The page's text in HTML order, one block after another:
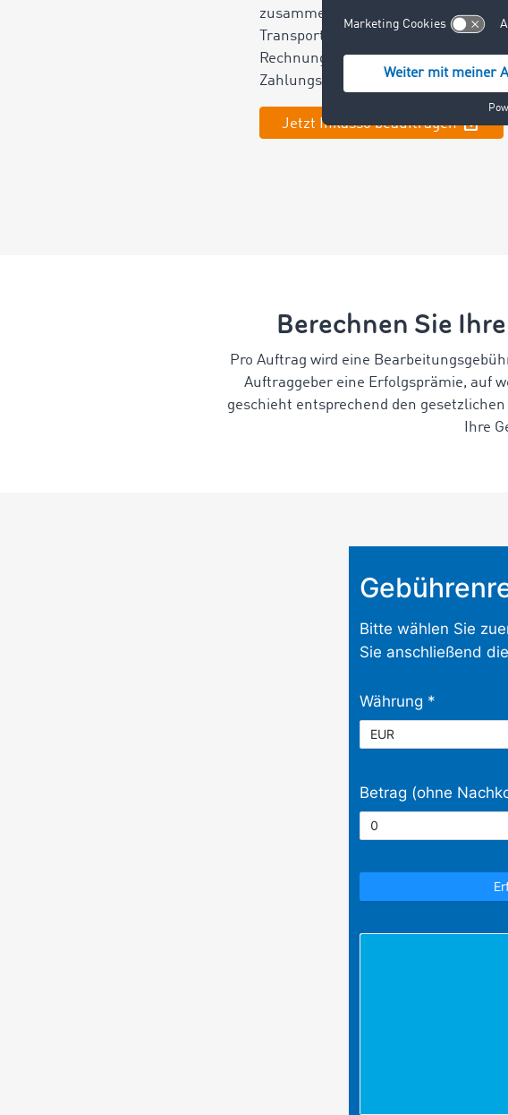
zusammen. Dazu gehören der
Transportauftrag, der Ablieferbeleg,
Rechnung sowie die letzte
Zahlungsaufforderung.
Jetzt Inkasso beauftragen
Berechnen Sie
Pro Auftrag wird eine
Auftraggeber eine Erfolgsprämie, auf
geschieht entsprechend den
Ihre